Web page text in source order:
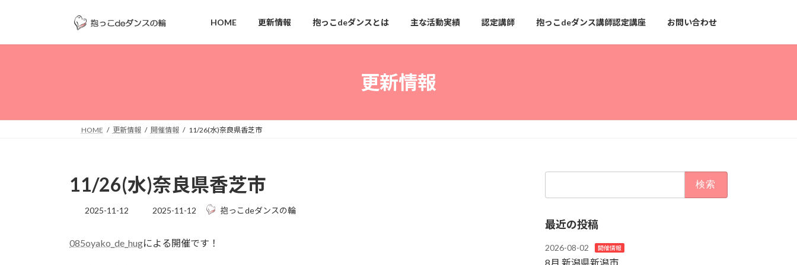
ッ
移
HOME 更新情報 抱っこdeダンスとは 主な活動実績 認定講師 抱っこdeダンス講師認定講座 お問い合わせ
更新情報
HOME 更新情報 開催情報 11/26(水)奈良県香芝市
11/26(水)奈良県香芝市
2025-11-12
最
新
2025-11-12 抱っこdeダンスの輪
085oyako_de_hugによる開催です！
最近の投稿
2026-08-02 開催情報
8月 新潟県新潟市